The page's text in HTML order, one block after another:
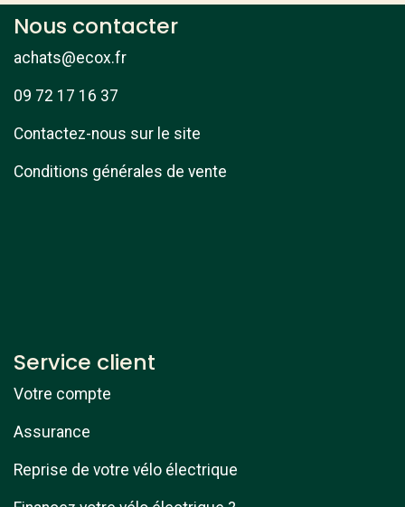
Nous contacter
achats@ecox.fr
09 72 17 16 37
Contactez-nous sur le site
Conditions générales de vente
Service client
Votre compte
Assurance
Reprise de votre vélo électrique